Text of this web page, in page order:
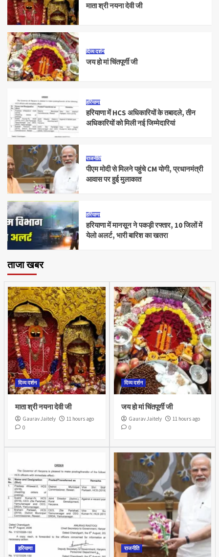
माता श्री नयना देवी जी
दिव्य दर्शन
जय हो मां चिंतपूर्णी जी
हरियाणा
हरियाणा में HCS अधिकारियों के तबादले, तीन
अधिकारियों को मिली नई जिम्मेदारियां
राजनीति
पीएम मोदी से मिलने पहुंचे CM योगी, प्रधानमंत्री
आवास पर हुई मुलाकात
हरियाणा
हरियाणा में मानसून ने पकड़ी रफ्तार, 10 जिलों में
येलो अलर्ट, भारी बारिश का खतरा
ताजा खबर
दिव्य दर्शन
माता श्री नयना देवी जी
Gaurav Jaitely
11 hours ago
0
दिव्य दर्शन
जय हो मां चिंतपूर्णी जी
Gaurav Jaitely
11 hours ago
0
हरियाणा राजनीति